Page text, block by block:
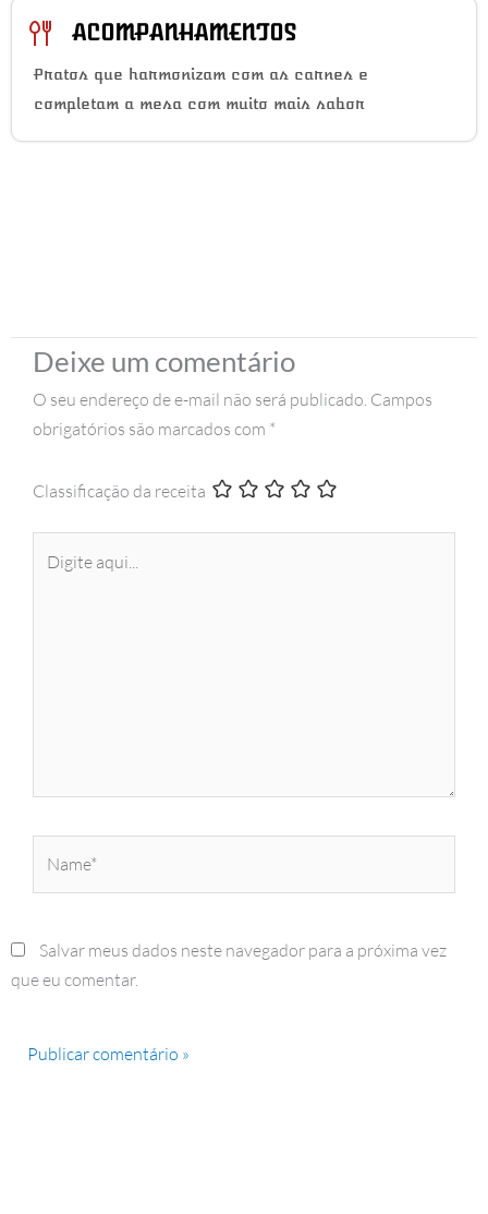
ACOMPANHAMENTOS
Pratos que harmonizam com as carnes e
completam a mesa com muito mais sabor
Deixe um comentário
O seu endereço de e-mail não será publicado. Campos
obrigatórios são marcados com *
Classificação da receita
aqui...
Salvar meus dados neste navegador para a próxima vez
que eu comentar.